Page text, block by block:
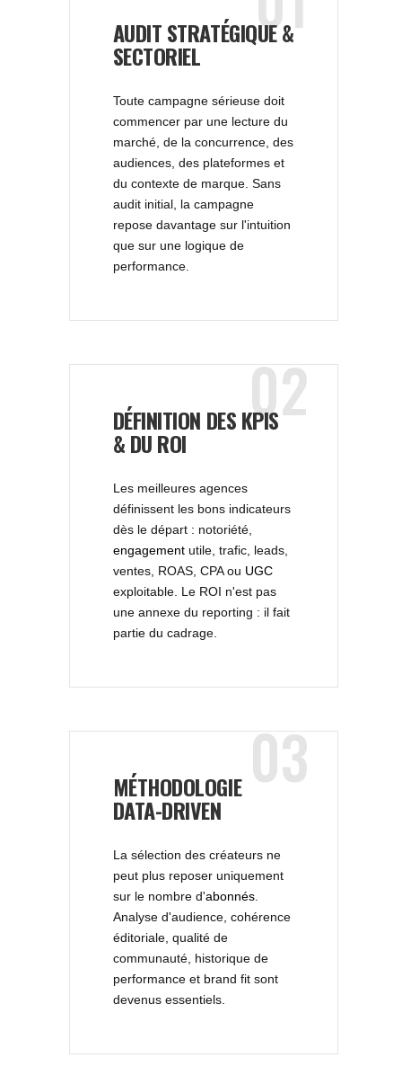
AUDIT STRATÉGIQUE &
SECTORIEL
Toute campagne sérieuse doit
commencer par une lecture du
marché, de la concurrence, des
audiences, des plateformes et
du contexte de marque. Sans
audit initial, la campagne
repose davantage sur l'intuition
que sur une logique de
performance.
02
DÉFINITION DES KPIS
& DU ROI
Les meilleures agences
définissent les bons indicateurs
dès le départ : notoriété,
engagementutile, trafic, leads,
ventes, ROAS, CPA ou UGC
exploitable. Le ROI n'est pas
une annexe du reporting : il fait
partie du cadrage.
03
MÉTHODOLOGIE
DATA-DRIVEN
La sélection des créateurs ne
peut plus reposer uniquement
sur le nombre d'abonnés.
Analyse d'audience, cohérence
éditoriale, qualité de
communauté, historique de
performance et brand fit sont
devenus essentiels.